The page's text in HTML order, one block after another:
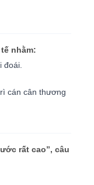
nhằm:
đoái.
cán cân thương
rất cao”, câu